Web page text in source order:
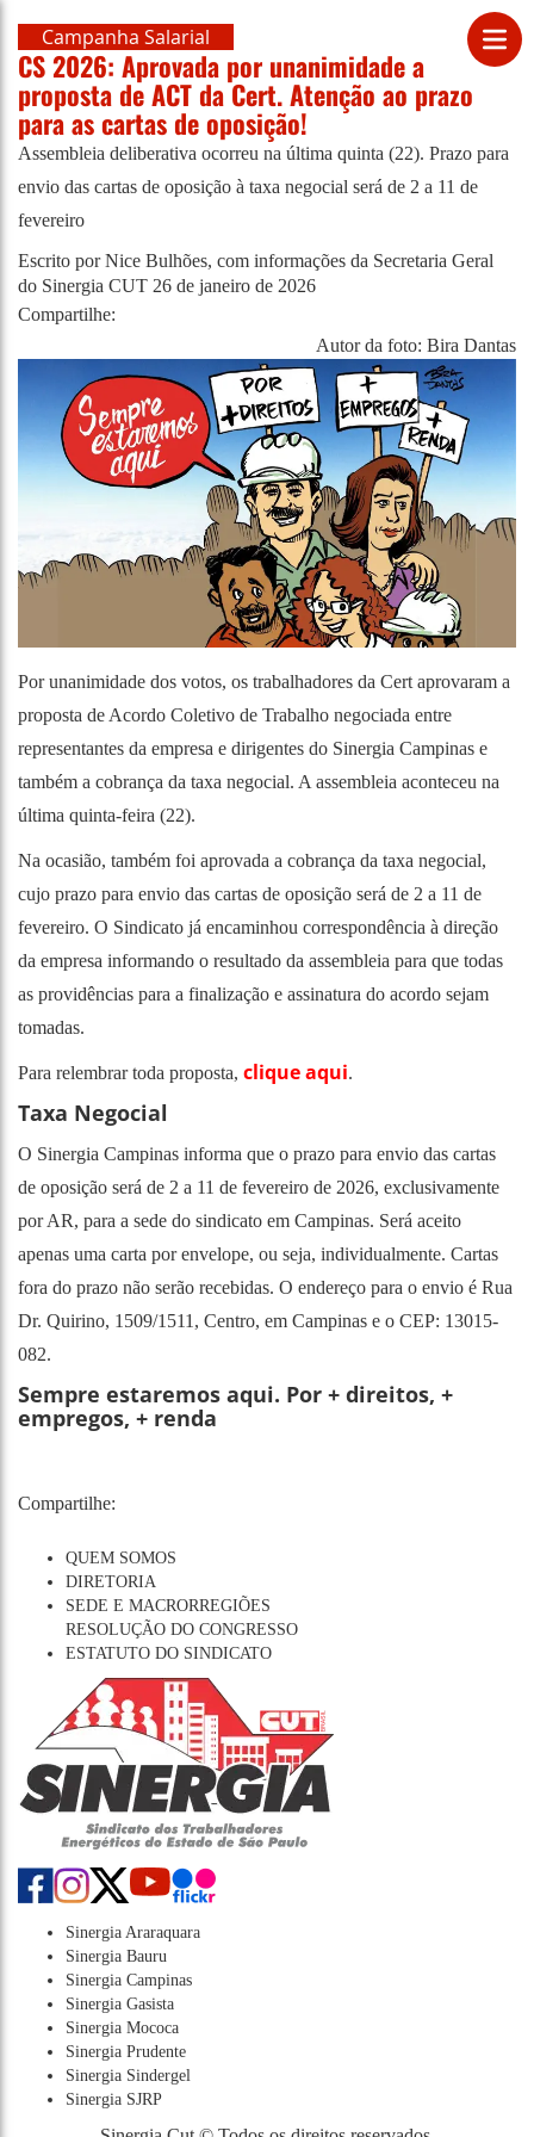
Campanha Salarial
CS 2026: Aprovada por unanimidade a
proposta de ACT da Cert. Atenção ao prazo
para as cartas de oposição!
Assembleia deliberativa ocorreu na última quinta (22). Prazo para
envio das cartas de oposição à taxa negocial será de 2 a 11 de
fevereiro
Escrito por Nice Bulhões, com informações da Secretaria Geral
do Sinergia CUT 26 de janeiro de 2026
Compartilhe:
Autor da foto: Bira Dantas
Por unanimidade dos votos, os trabalhadores da Cert aprovaram a
proposta de Acordo Coletivo de Trabalho negociada entre
representantes da empresa e dirigentes do Sinergia Campinas e
também a cobrança da taxa negocial. A assembleia aconteceu na
última quinta-feira (22).
Na ocasião, também foi aprovada a cobrança da taxa negocial,
cujo prazo para envio das cartas de oposição será de 2 a 11 de
fevereiro. O Sindicato já encaminhou correspondência à direção
da empresa informando o resultado da assembleia para que todas
as providências para a finalização e assinatura do acordo sejam
tomadas.
Para relembrar toda proposta, clique aqui.
Taxa Negocial
O Sinergia Campinas informa que o prazo para envio das cartas
de oposição será de 2 a 11 de fevereiro de 2026, exclusivamente
por AR, para a sede do sindicato em Campinas. Será aceito
apenas uma carta por envelope, ou seja, individualmente. Cartas
fora do prazo não serão recebidas. O endereço para o envio é Rua
Dr. Quirino, 1509/1511, Centro, em Campinas e o CEP: 13015-
082.
Sempre estaremos aqui. Por + direitos, +
empregos, + renda
Compartilhe:
QUEM SOMOS
DIRETORIA
SEDE E MACRORREGIÕES
RESOLUÇÃO DO CONGRESSO
ESTATUTO DO SINDICATO
Sinergia Araraquara
Sinergia Bauru
Sinergia Campinas
Sinergia Gasista
Sinergia Mococa
Sinergia Prudente
Sinergia Sindergel
Sinergia SJRP